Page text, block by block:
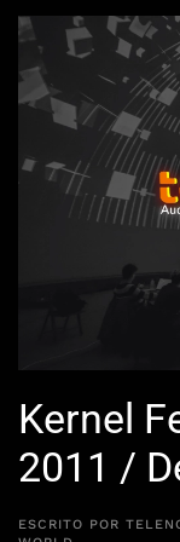
Kernel
2011 /
ESCRITO POR